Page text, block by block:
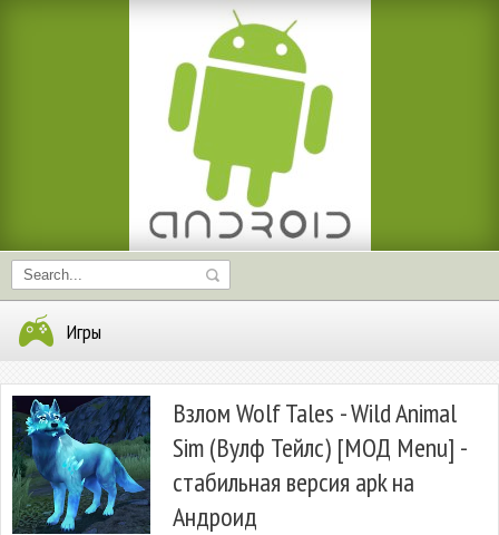
Игры
Взлом Wolf Tales - Wild Animal
Sim (Вулф Тейлс) [МОД Menu] -
стабильная версия apk на
Андроид